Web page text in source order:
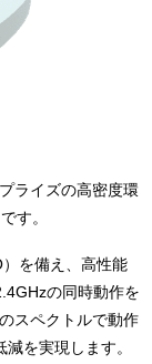
ライズの高密度環
す。
を備え、高性能
の同時動作を
スペクトルで動作
を実現します。